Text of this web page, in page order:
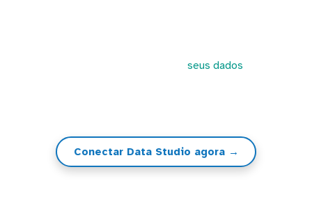
seus dados
Conectar Data Studio agora →